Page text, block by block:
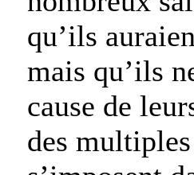
qu’ils
mais qu’ils
cause de
des